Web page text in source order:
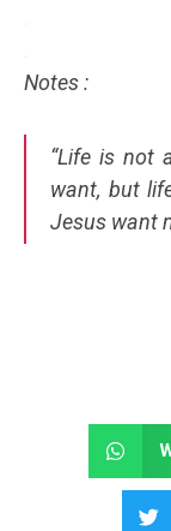
.
.
Notes :
“Life is not
want, but
Jesus want